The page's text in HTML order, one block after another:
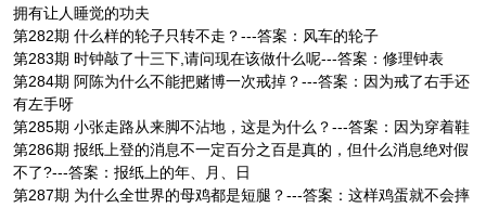
拥有让人睡觉的功夫
第282期 什么样的轮子只转不走？---答案：风车的轮子
第283期 时钟敲了十三下,请问现在该做什么呢---答案：修理钟表
第284期 阿陈为什么不能把赌博一次戒掉？---答案：因为戒了右手还
有左手呀
第285期 小张走路从来脚不沾地，这是为什么？---答案：因为穿着鞋
第286期 报纸上登的消息不一定百分之百是真的，但什么消息绝对假
不了?---答案：报纸上的年、月、日
第287期 为什么全世界的母鸡都是短腿？---答案：这样鸡蛋就不会摔